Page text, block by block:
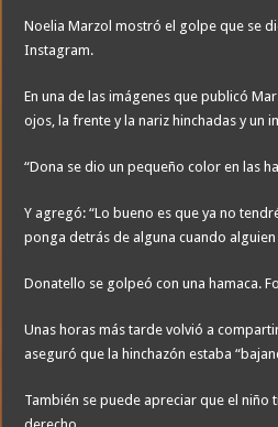
Noelia Marzol mostró el golpe que se
Instagram.
En una de las imágenes que publicó
ojos, la frente y la nariz hinchadas y un
“Dona se dio un pequeño color en las
Y agregó: “Lo bueno es que ya no
ponga detrás de alguna cuando alguien
Donatello se golpeó con una hamaca.
Unas horas más tarde volvió a
aseguró que la hinchazón estaba
También se puede apreciar que el niño